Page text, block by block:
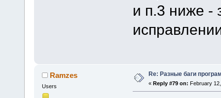
и п.3 ниже -
Ramzes
Users
Re: Разные баги
« Reply #79 on: February